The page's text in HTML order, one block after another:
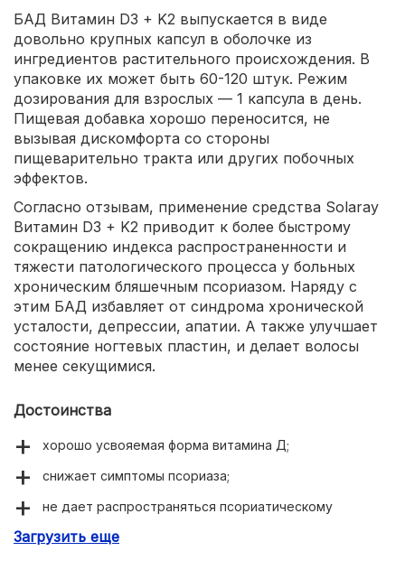
БАД Витамин D3 + K2 выпускается в виде
довольно крупных капсул в оболочке из
ингредиентов растительного происхождения. В
упаковке их может быть 60-120 штук. Режим
дозирования для взрослых — 1 капсула в день.
Пищевая добавка хорошо переносится, не
вызывая дискомфорта со стороны
пищеварительно тракта или других побочных
эффектов.
Согласно отзывам, применение средства Solaray
Витамин D3 + K2 приводит к более быстрому
сокращению индекса распространенности и
тяжести патологического процесса у больных
хроническим бляшечным псориазом. Наряду с
этим БАД избавляет от синдрома хронической
усталости, депрессии, апатии. А также улучшает
состояние ногтевых пластин, и делает волосы
менее секущимися.
Достоинства
хорошо усвояемая форма витамина Д;
снижает симптомы псориаза;
не дает распространяться псориатическому
Загрузить еще